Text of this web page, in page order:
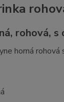
rohová,
horná rohová